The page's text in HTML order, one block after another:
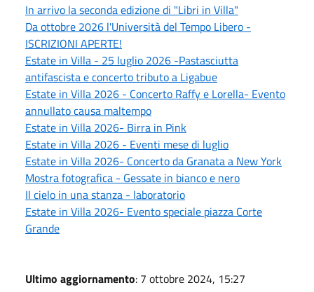
In arrivo la seconda edizione di "Libri in Villa"
Da ottobre 2026 l'Università del Tempo Libero -
ISCRIZIONI APERTE!
Estate in Villa - 25 luglio 2026 -Pastasciutta
antifascista e concerto tributo a Ligabue
Estate in Villa 2026 - Concerto Raffy e Lorella- Evento
annullato causa maltempo
Estate in Villa 2026- Birra in Pink
Estate in Villa 2026 - Eventi mese di luglio
Estate in Villa 2026- Concerto da Granata a New York
Mostra fotografica - Gessate in bianco e nero
Il cielo in una stanza - laboratorio
Estate in Villa 2026- Evento speciale piazza Corte
Grande
Ultimo aggiornamento: 7 ottobre 2024, 15:27